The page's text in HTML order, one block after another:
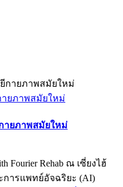
ายภาพสมัยใหม่
ายภาพสมัยใหม่